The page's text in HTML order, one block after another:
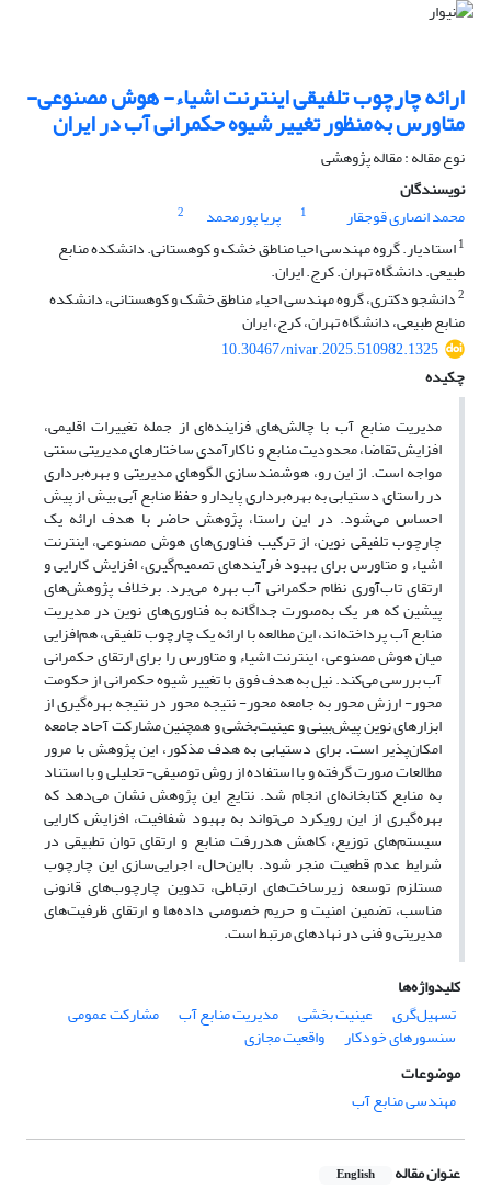
ارائه چارچوب تلفیقی اینترنت اشیاء- هوش مصنوعی-
متاورس به‌منظور تغییر شیوه حکمرانی آب در ایران
نوع مقاله : مقاله پژوهشی
نویسندگان
محمد انصاری قوجقار
1 پریا پورمحمد
2
1استادیار. گروه مهندسی احیا مناطق خشک و کوهستانی. دانشکده منابع
طبیعی. دانشگاه تهران. کرج. ایران.
2دانشجو دکتری، گروه مهندسی احیاء مناطق خشک و کوهستانی، دانشکده
منابع طبیعی، دانشگاه تهران، کرج، ایران
10.30467/nivar.2025.510982.1325
چکیده
مدیریت منابع آب با چالش‌های فزاینده‌ای از جمله تغییرات اقلیمی،
افزایش تقاضا، محدودیت منابع و ناکارآمدی ساختارهای مدیریتی سنتی
مواجه است. از این رو، هوشمندسازی الگوهای مدیریتی و بهره‌برداری
در راستای دستیابی به بهره‌برداری پایدار و حفظ منابع آبی بیش از پیش
احساس می‌شود. در این راستا، پژوهش حاضر با هدف ارائه یک
چارچوب تلفیقی نوین، از ترکیب فناوری‌های هوش مصنوعی، اینترنت
اشیاء و متاورس برای بهبود فرآیندهای تصمیم‌گیری، افزایش کارایی و
ارتقای تاب‌آوری نظام حکمرانی آب بهره می‌برد. برخلاف پژوهش‌های
پیشین که هر یک به‌صورت جداگانه به فناوری‌های نوین در مدیریت
منابع آب پرداخته‌اند، این مطالعه با ارائه یک چارچوب تلفیقی، هم‌افزایی
میان هوش مصنوعی، اینترنت اشیاء و متاورس را برای ارتقای حکمرانی
آب بررسی می‌کند. نیل به هدف فوق با تغییر شیوه حکمرانی از حکومت
محور- ارزش محور به جامعه محور- نتیجه محور در نتیجه بهره‌گیری از
ابزارهای نوین پیش‌بینی و عینیت‌بخشی و همچنین مشارکت آحاد جامعه
امکان‌پذیر است. برای دستیابی به هدف مذکور، این پژوهش با مرور
مطالعات صورت گرفته و با استفاده از روش توصیفی- تحلیلی و با استناد
به منابع کتابخانه‌ای انجام شد. نتایج این پژوهش نشان می‌دهد که
بهره‌گیری از این رویکرد می‌تواند به بهبود شفافیت، افزایش کارایی
سیستم‌های توزیع، کاهش هدررفت منابع و ارتقای توان تطبیقی در
شرایط عدم قطعیت منجر شود. بااین‌حال، اجرایی‌سازی این چارچوب
مستلزم توسعه زیرساخت‌های ارتباطی، تدوین چارچوب‌های قانونی
مناسب، تضمین امنیت و حریم خصوصی داده‌ها و ارتقای ظرفیت‌های
مدیریتی و فنی در نهادهای مرتبط است.
کلیدواژه‌ها
تسهیل‌گری
عینیت بخشی مدیریت منابع آب مشارکت عمومی
سنسور‌های خودکار
واقعیت مجازی
موضوعات
مهندسی منابع آب
عنوان مقاله English